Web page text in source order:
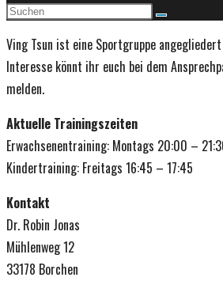
Ving Tsun ist eine Sportgruppe
Interesse könnt ihr euch bei dem
melden.
Aktuelle Trainingszeiten
Erwachsenentraining: Montags 20:00 –
Kindertraining: Freitags 16:45 – 17:45
Kontakt
Dr. Robin Jonas
Mühlenweg 12
33178 Borchen